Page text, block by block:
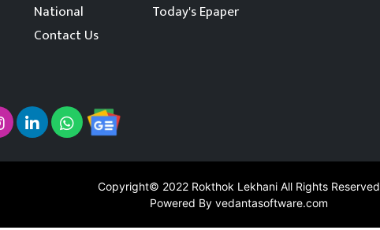
National
Today's Epaper
Contact Us
Copyright© 2022 Rokthok Lekhani All Rights Reserved
Powered By vedantasoftware.com